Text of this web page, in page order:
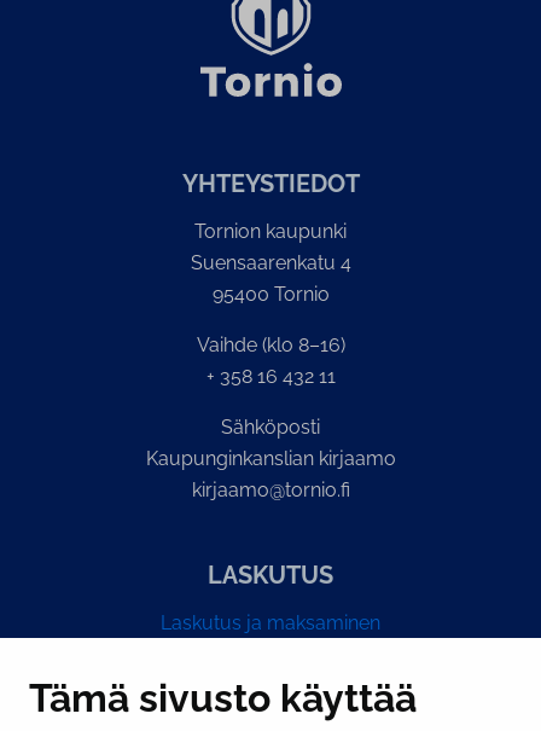
Tämä sivusto käyttää
YH­TEYS­TIE­DOT
Tornion kaupunki
Suensaarenkatu 4
95400 Tornio
Vaihde (klo 8–16)
+ 358 16 432 11
Sähköposti
Kaupunginkanslian kirjaamo
kirjaamo@tornio.fi
LASKUTUS
Laskutus ja maksaminen